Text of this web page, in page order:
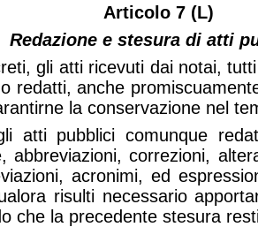
Articolo 7 (L)
Redazione e stesura di atti
gli atti ricevuti dai notai,
redatti, anche
la conservazione nel
atti pubblici comunque
abbreviazioni, correzioni,
acronimi, ed
risulti necessario
che la precedente stesura